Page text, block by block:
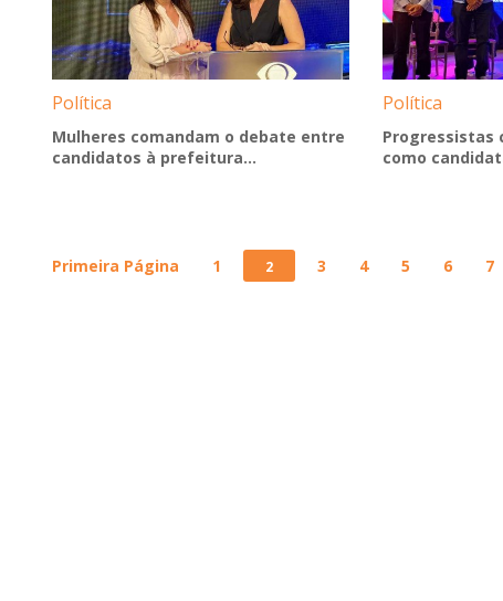
Política
Mulheres comandam o debate entre
candidatos à prefeitura...
Política
Progressistas
como
Primeira Página 1 2 3 4 5 6 7